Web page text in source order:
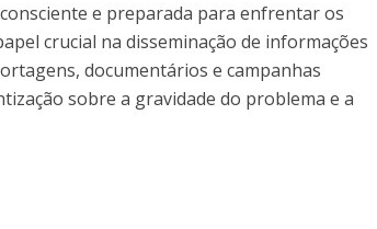
e preparada para enfrentar os
crucial na disseminação de informações
documentários e campanhas
sobre a gravidade do problema e a